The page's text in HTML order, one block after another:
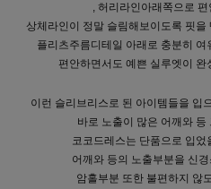
, 허리라인아래쪽으로
상체라인이 정말 슬림해보이도록 핏
플리츠주름디테일 아래로 충분히
편안하면서도 예쁜 실루엣이
이런 슬리브리스로 된 아이템들을 입
바로 노출이 많은 어깨와
코코드레스는 단품으로 입
어깨와 등의 노출부분을 신
암홀부분 또한 불편하지 않